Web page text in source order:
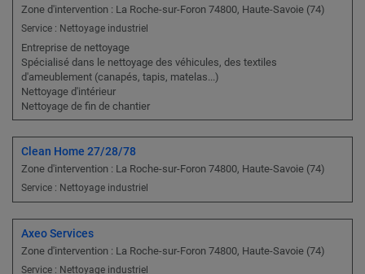
Zone d'intervention : La Roche-sur-Foron 74800, Haute-Savoie (74)
Service : Nettoyage industriel
Entreprise de nettoyage
Spécialisé dans le nettoyage des véhicules, des textiles
d'ameublement (canapés, tapis, matelas...)
Nettoyage d'intérieur
Nettoyage de fin de chantier
Clean Home 27/28/78
Zone d'intervention : La Roche-sur-Foron 74800, Haute-Savoie (74)
Service : Nettoyage industriel
Axeo Services
Zone d'intervention : La Roche-sur-Foron 74800, Haute-Savoie (74)
Service : Nettoyage industriel